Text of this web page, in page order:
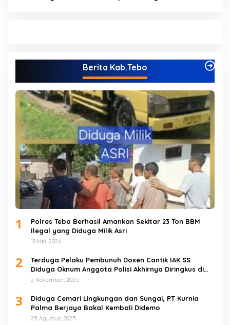
Berita Kab.Tebo
1
Polres Tebo Berhasil Amankan Sekitar 23 Ton BBM
Ilegal yang Diduga Milik Asri
18 Mei, 2026
2
Terduga Pelaku Pembunuh Dosen Cantik IAK SS
Diduga Oknum Anggota Polisi Akhirnya Diringkus di
Tebo Tengah
2 November, 2025
3
Diduga Cemari Lingkungan dan Sungai, PT Kurnia
Palma Berjaya Bakal Kembali Didemo
25 Agustus, 2025